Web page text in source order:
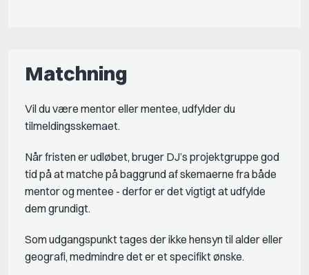
Matchning
Vil du være mentor eller mentee, udfylder du
tilmeldingsskemaet.
Når fristen er udløbet, bruger DJ’s projektgruppe god
tid på at matche på baggrund af skemaerne fra både
mentor og mentee - derfor er det vigtigt at udfylde
dem grundigt.
Som udgangspunkt tages der ikke hensyn til alder eller
geografi, medmindre det er et specifikt ønske.